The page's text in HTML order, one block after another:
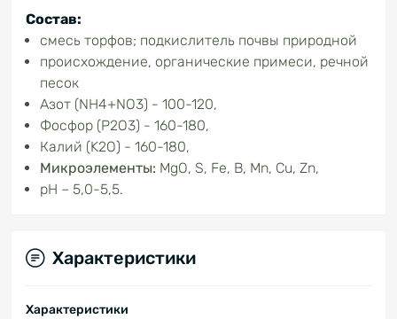
Состав:
смесь торфов; подкислитель почвы природной
происхождение, органические примеси, речной
песок
Азот (NH4+NO3) - 100-120,
Фосфор (P2O3) - 160-180,
Калий (K2O) - 160-180,
Микроэлементы: MgO, S, Fe, B, Mn, Cu, Zn,
рН – 5,0-5,5.
Характеристики
Характеристики